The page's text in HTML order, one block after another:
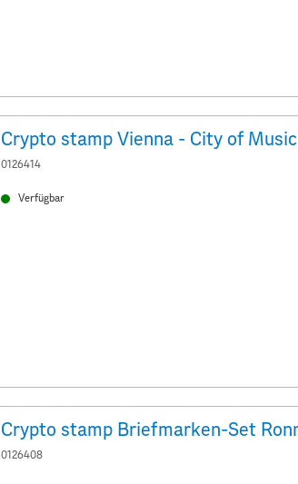
Crypto stamp Vienna - City of Music
0126414
Verfügbar
0126408